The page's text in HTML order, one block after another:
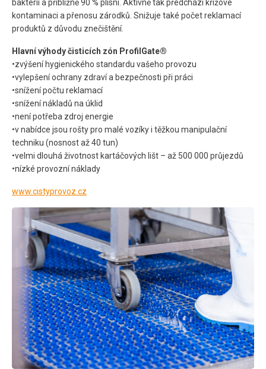
bakterií a přibližně 90 % plísní. Aktivně tak předchází křížové
kontaminaci a přenosu zárodků. Snižuje také počet reklamací
produktů z důvodu znečištění.
Hlavní výhody čisticích zón ProfilGate®
•zvýšení hygienického standardu vašeho provozu
•vylepšení ochrany zdraví a bezpečnosti při práci
•snížení počtu reklamací
•snížení nákladů na úklid
•není potřeba zdroj energie
•v nabídce jsou rošty pro malé vozíky i těžkou manipulační
techniku (nosnost až 40 tun)
•velmi dlouhá životnost kartáčových lišt – až 500 000 průjezdů
•nízké provozní náklady
www.cistyprovoz.cz